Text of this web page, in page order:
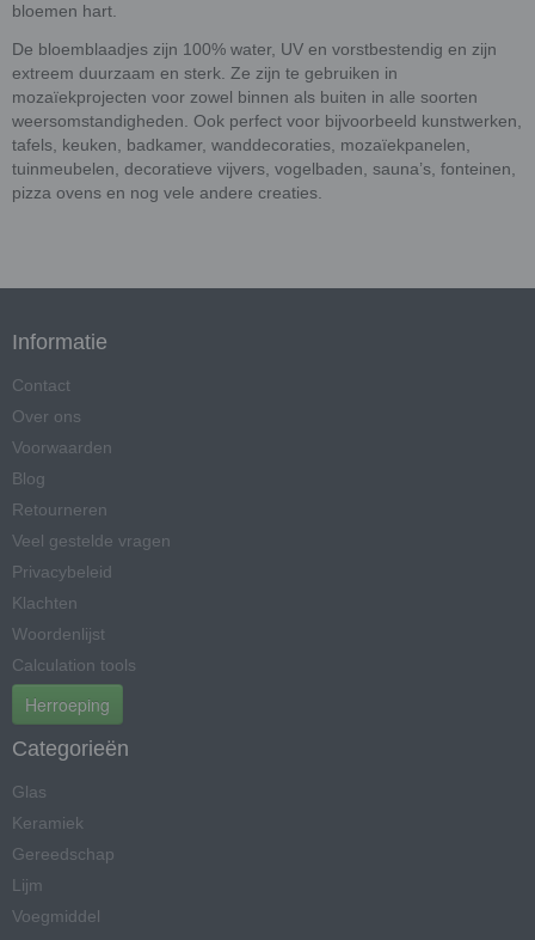
bloemen hart.
De bloemblaadjes zijn 100% water, UV en vorstbestendig en zijn
extreem duurzaam en sterk. Ze zijn te gebruiken in
mozaïekprojecten voor zowel binnen als buiten in alle soorten
weersomstandigheden. Ook perfect voor bijvoorbeeld kunstwerken,
tafels, keuken, badkamer, wanddecoraties, mozaïekpanelen,
tuinmeubelen, decoratieve vijvers, vogelbaden, sauna’s, fonteinen,
pizza ovens en nog vele andere creaties.
Informatie
Contact
Over ons
Voorwaarden
Blog
Retourneren
Veel gestelde vragen
Privacybeleid
Klachten
Woordenlijst
Calculation tools
Herroeping
Categorieën
Glas
Keramiek
Gereedschap
Lijm
Voegmiddel